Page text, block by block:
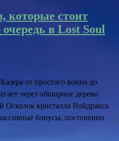
которые стоит
в Lost Soul
от простого воина до
через обширное дерево
кристалла Войдракса
бонусы, постепенно